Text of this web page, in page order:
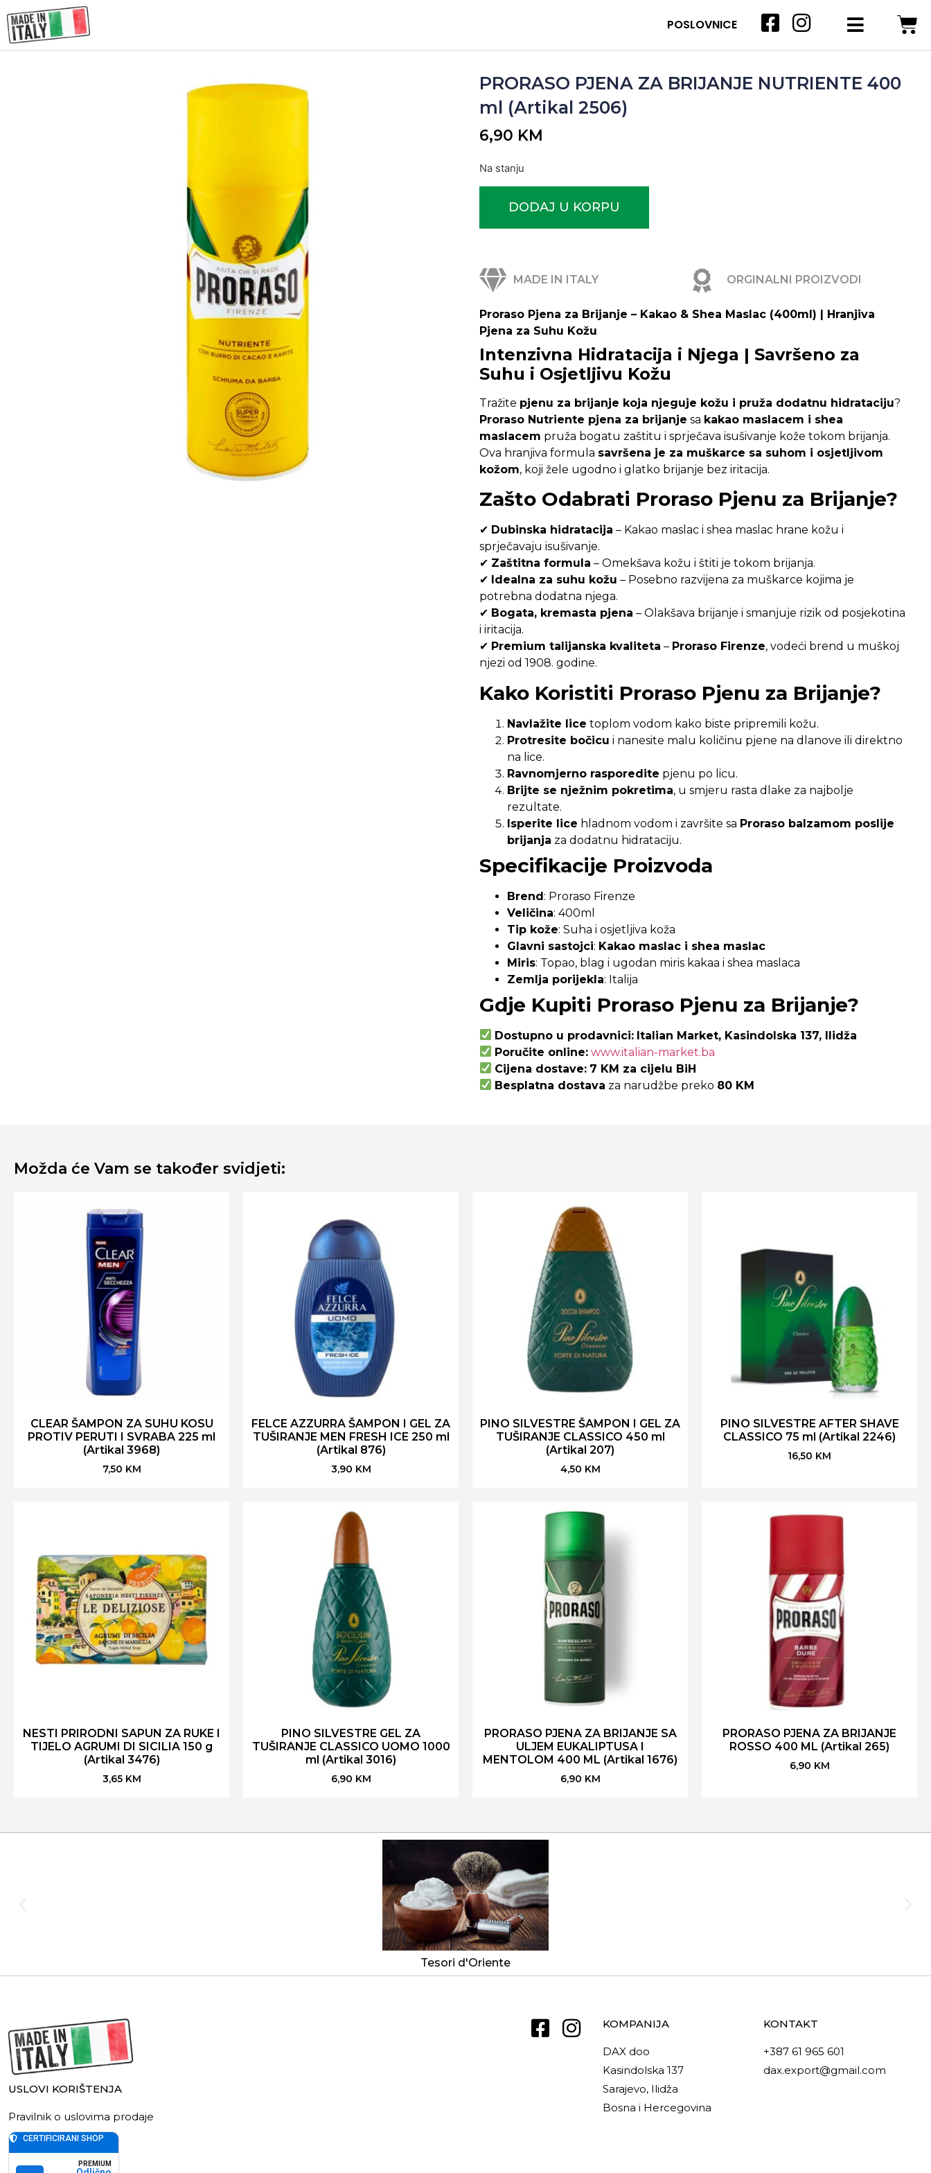
POSLOVNICE
PRORASO PJENA ZA BRIJANJE NUTRIENTE 400
ml (Artikal 2506)
6,90 KM
Na stanju
DODAJ U KORPU
MADE IN ITALY ORGINALNI PROIZVODI
Proraso Pjena za Brijanje – Kakao & Shea Maslac (400ml) | Hranjiva
Pjena za Suhu Kožu
Intenzivna Hidratacija i Njega | Savršeno za
Suhu i Osjetljivu Kožu
Tražite pjenu za brijanje koja njeguje kožu i pruža dodatnu hidrataciju?
Proraso Nutriente pjena za brijanje sa kakao maslacem i shea
maslacem pruža bogatu zaštitu i sprječava isušivanje kože tokom brijanja.
Ova hranjiva formula savršena je za muškarce sa suhom i osjetljivom
kožom, koji žele ugodno i glatko brijanje bez iritacija.
Zašto Odabrati Proraso Pjenu za Brijanje?
✔ Dubinska hidratacija – Kakao maslac i shea maslac hrane kožu i
sprječavaju isušivanje.
✔ Zaštitna formula – Omekšava kožu i štiti je tokom brijanja.
✔ Idealna za suhu kožu – Posebno razvijena za muškarce kojima je
potrebna dodatna njega.
✔ Bogata, kremasta pjena – Olakšava brijanje i smanjuje rizik od posjekotina
i iritacija.
✔ Premium talijanska kvaliteta – Proraso Firenze, vodeći brend u muškoj
njezi od 1908. godine.
Kako Koristiti Proraso Pjenu za Brijanje?
Navlažite lice toplom vodom kako biste pripremili kožu.
Protresite bočicu i nanesite malu količinu pjene na dlanove ili direktno
na lice.
Ravnomjerno rasporedite pjenu po licu.
Brijte se nježnim pokretima, u smjeru rasta dlake za najbolje
rezultate.
Isperite lice hladnom vodom i završite sa Proraso balzamom poslije
brijanja za dodatnu hidrataciju.
Specifikacije Proizvoda
Brend: Proraso Firenze
Veličina: 400ml
Tip kože: Suha i osjetljiva koža
Glavni sastojci: Kakao maslac i shea maslac
Miris: Topao, blag i ugodan miris kakaa i shea maslaca
Zemlja porijekla: Italija
Gdje Kupiti Proraso Pjenu za Brijanje?
Dostupno u prodavnici: Italian Market, Kasindolska 137, Ilidža
Poručite online: www.italian-market.ba
Cijena dostave: 7 KM za cijelu BiH
Besplatna dostava za narudžbe preko 80 KM
Možda će Vam se također svidjeti:
CLEAR ŠAMPON ZA SUHU KOSU
PROTIV PERUTI I SVRABA 225 ml
(Artikal 3968)
7,50 KM
FELCE AZZURRA ŠAMPON I GEL ZA
TUŠIRANJE MEN FRESH ICE 250 ml
(Artikal 876)
3,90 KM
PINO SILVESTRE ŠAMPON I GEL ZA
TUŠIRANJE CLASSICO 450 ml
(Artikal 207)
4,50 KM
PINO SILVESTRE AFTER SHAVE
CLASSICO 75 ml (Artikal 2246)
16,50 KM
NESTI PRIRODNI SAPUN ZA RUKE I
TIJELO AGRUMI DI SICILIA 150 g
(Artikal 3476)
3,65 KM
PINO SILVESTRE GEL ZA
TUŠIRANJE CLASSICO UOMO 1000
ml (Artikal 3016)
6,90 KM
PRORASO PJENA ZA BRIJANJE SA
ULJEM EUKALIPTUSA I
MENTOLOM 400 ML (Artikal 1676)
6,90 KM
PRORASO PJENA ZA BRIJANJE
ROSSO 400 ML (Artikal 265)
6,90 KM
Tesori d'Oriente
USLOVI KORIŠTENJA
Pravilnik o uslovima prodaje
KOMPANIJA
DAX doo
Kasindolska 137
Sarajevo, Ilidža
Bosna i Hercegovina
KONTAKT
+387 61 965 601
dax.export@gmail.com